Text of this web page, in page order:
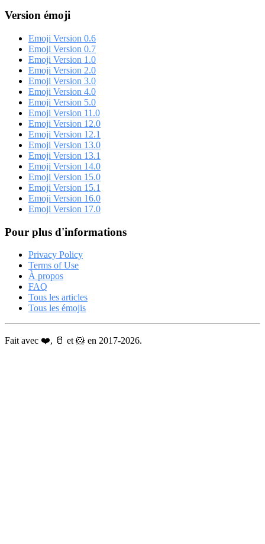
Version émoji
Emoji Version 0.6
Emoji Version 0.7
Emoji Version 1.0
Emoji Version 2.0
Emoji Version 3.0
Emoji Version 4.0
Emoji Version 5.0
Emoji Version 11.0
Emoji Version 12.0
Emoji Version 12.1
Emoji Version 13.0
Emoji Version 13.1
Emoji Version 14.0
Emoji Version 15.0
Emoji Version 15.1
Emoji Version 16.0
Emoji Version 17.0
Pour plus d'informations
Privacy Policy
Terms of Use
À propos
FAQ
Tous les articles
Tous les émojis
Fait avec ❤️, 🥛 et 🐹 en 2017-2026.